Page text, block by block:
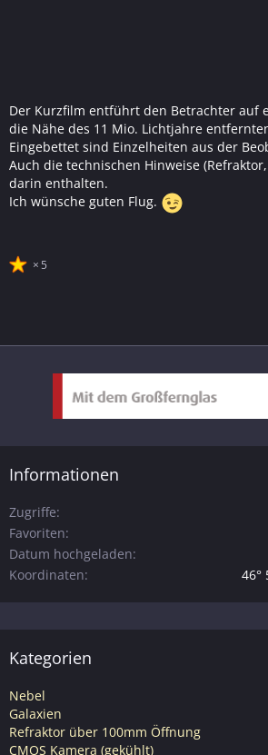
Der Kurzfilm entführt den Betrachter auf
die Nähe des 11 Mio. Lichtjahre
Eingebettet sind Einzelheiten aus der
Auch die technischen Hinweise
darin enthalten.
Ich wünsche guten Flug.
5
Informationen
Zugriffe
Favoriten
Datum hochgeladen
Koordinaten
46°
Kategorien
Nebel
Galaxien
Refraktor über 100mm Öffnung
CMOS Kamera (gekühlt)